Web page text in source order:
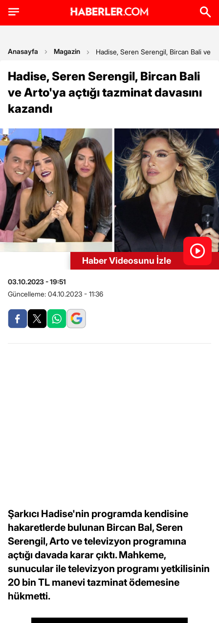
Anasayfa Magazin Hadise, Seren Serengil, Bircan Bali ve
Hadise, Seren Serengil, Bircan Bali
ve Arto'ya açtığı tazminat davasını
kazandı
Haber Videosunu İzle
03.10.2023 - 19:51
Güncelleme: 04.10.2023 - 11:36
Şarkıcı Hadise'nin programda kendisine
hakaretlerde bulunan Bircan Bal, Seren
Serengil, Arto ve televizyon programına
açtığı davada karar çıktı. Mahkeme,
sunucular ile televizyon programı yetkilisinin
20 bin TL manevi tazminat ödemesine
hükmetti.